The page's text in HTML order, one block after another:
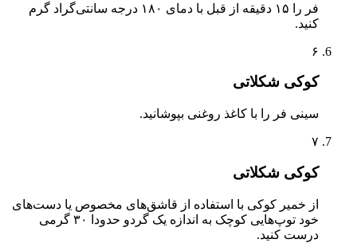
فر را ۱۵ دقیقه از قبل با دمای ۱۸۰ درجه سانتی‌گراد گرم
کوکی شکلاتی
سینی فر را با کاغذ روغنی بپوشانید.
کوکی شکلاتی
از خمیر کوکی با استفاده از قاشق‌های مخصوص یا دست‌های
خود توپ‌هایی کوچک به اندازه یک گردو حدودا ۳۰ گرمی
درست کنید.